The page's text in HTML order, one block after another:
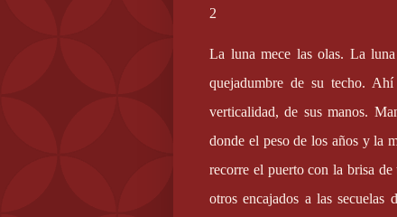
2
La luna mece las olas. La
quejadumbre de su techo.
verticalidad, de sus manos.
donde el peso de los años y la
recorre el puerto con la brisa
otros encajados a las